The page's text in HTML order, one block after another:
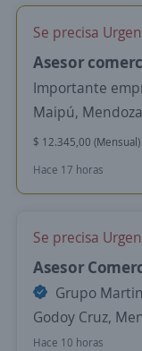
Se precisa
Asesor
Importante
Maipú, Mendoza
$ 12.345,00 (Mensual)
Hace 17 horas
Se precisa
Asesor
Grupo
Godoy Cruz,
Hace 10 horas